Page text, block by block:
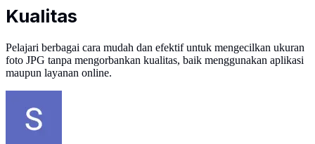
Kualitas
Pelajari berbagai cara mudah dan efektif untuk mengecilkan ukuran
foto JPG tanpa mengorbankan kualitas, baik menggunakan aplikasi
maupun layanan online.